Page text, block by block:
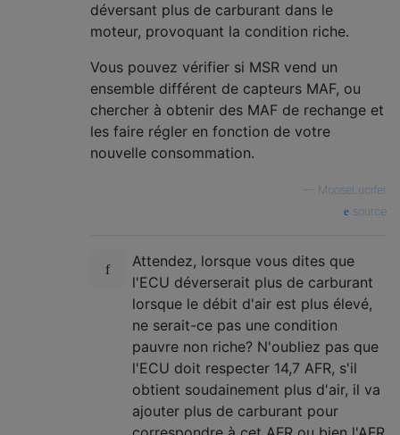
déversant plus de carburant dans le
moteur, provoquant la condition riche.
Vous pouvez vérifier si MSR vend un
ensemble différent de capteurs MAF, ou
chercher à obtenir des MAF de rechange et
les faire régler en fonction de votre
nouvelle consommation.
MooseLucifer
source
Attendez, lorsque vous dites que
l'ECU déverserait plus de carburant
lorsque le débit d'air est plus élevé,
ne serait-ce pas une condition
pauvre non riche? N'oubliez pas que
l'ECU doit respecter 14,7 AFR, s'il
obtient soudainement plus d'air, il va
ajouter plus de carburant pour